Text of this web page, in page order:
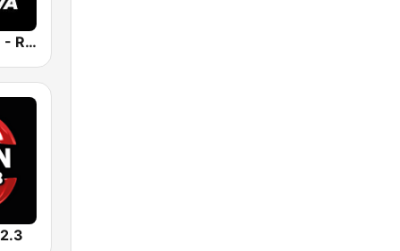
Positiva 90.9 - Radio Mitre Corrientes